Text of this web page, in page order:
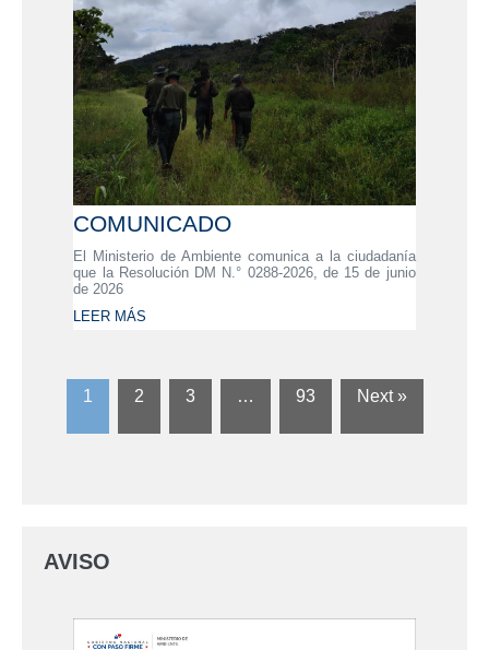
COMUNICADO
El Ministerio de Ambiente comunica a la ciudadanía
que la Resolución DM N.° 0288-2026, de 15 de junio
de 2026
LEER MÁS
1 2 3 … 93 Next »
AVISO